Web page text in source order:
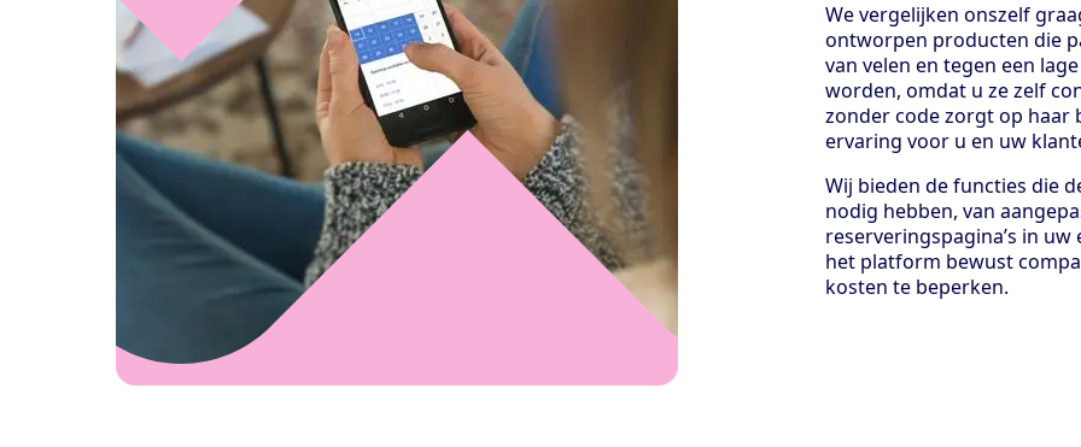
We vergelijken onszelf
ontworpen producten die
van velen en tegen een
worden, omdat u ze zelf
zonder code zorgt op haar
ervaring voor u en uw
Wij bieden de functies die
nodig hebben, van
reserveringspagina’s in
het platform bewust
kosten te beperken.